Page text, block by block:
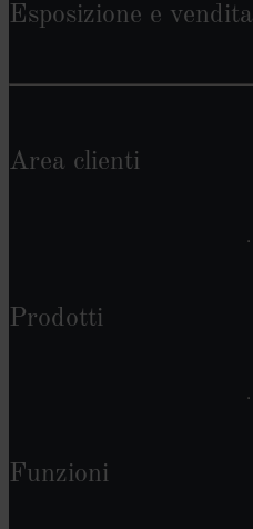
Esposizione e vendita
Area clienti
Prodotti
Funzioni